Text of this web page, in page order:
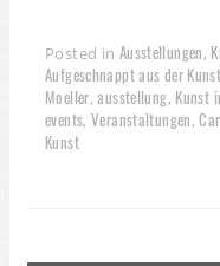
Posted in Ausstellungen,
Aufgeschnappt aus der
Moeller,ausstellung, Kunst
events, Veranstaltungen,
Kunst